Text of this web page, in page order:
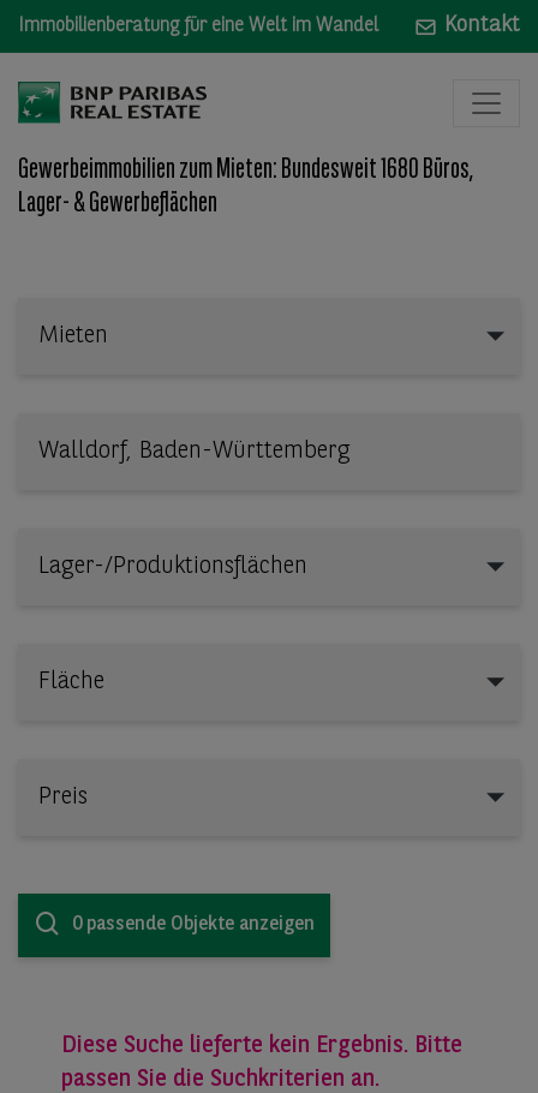
Immobilienberatung für eine Welt im Wandel Kontakt
Gewerbeimmobilien zum Mieten: Bundesweit 1680 Büros,
Lager- & Gewerbeflächen
Mieten
Lager-/Produktionsflächen
Fläche
Preis
0 passende Objekte anzeigen
Diese Suche lieferte kein Ergebnis. Bitte
passen Sie die Suchkriterien an.